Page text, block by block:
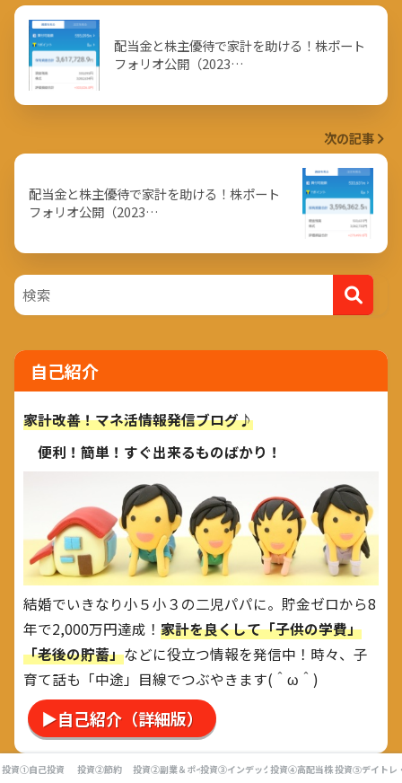
配当金と株主優待で家計を助ける！株ポート
フォリオ公開（2023…
次の記事
配当金と株主優待で家計を助ける！株ポート
フォリオ公開（2023…
自己紹介
家計改善！マネ活情報発信ブログ♪
便利！簡単！すぐ出来るものばかり！
結婚でいきなり小５小３の二児パパに。貯金ゼロから8
年で2,000万円達成！ 家計を良くして「子供の学費」
「老後の貯蓄」などに役立つ情報を発信中！時々、子
育て話も「中途」目線でつぶやきます(＾ω＾)
▶自己紹介（詳細版）
投資①自己投資 投資②節約 投資②副業＆ポイ活投資③インデックス投資投資④高配当株投資⑤デイトレ